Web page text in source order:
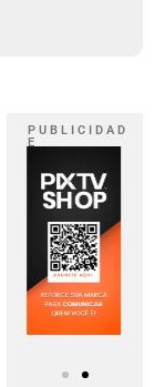
P U B L I C I D A D
E